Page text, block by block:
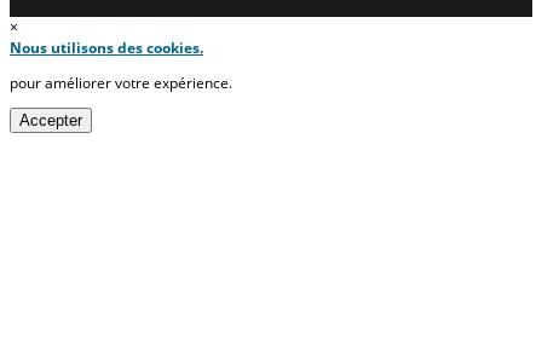
×
Nous utilisons des cookies.
pour améliorer votre expérience.
Accepter